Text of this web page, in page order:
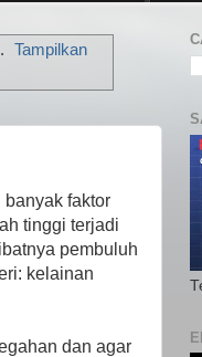
.
Tampilkan
faktor
tinggi terjadi
pembuluh
kelainan
dan agar